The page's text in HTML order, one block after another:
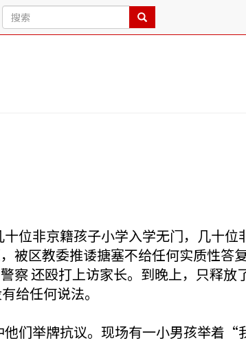
位非京籍孩子小学入学无门，几十位
被区教委推诿搪塞不给任何实质性答
察 还殴打上访家长。到晚上，只释放
给任何说法。
们举牌抗议。现场有一小男孩举着“